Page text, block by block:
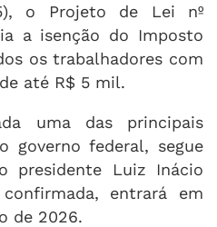
o Projeto de Lei nº
a isenção do Imposto
os trabalhadores com
até R$ 5 mil.
uma das principais
governo federal, segue
presidente Luiz Inácio
entrará em
de 2026.